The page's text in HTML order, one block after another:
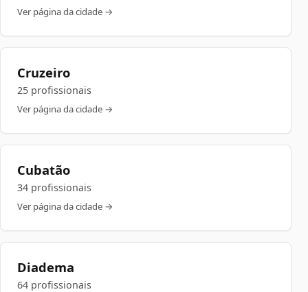
Ver página da cidade →
Cruzeiro
25 profissionais
Ver página da cidade →
Cubatão
34 profissionais
Ver página da cidade →
Diadema
64 profissionais